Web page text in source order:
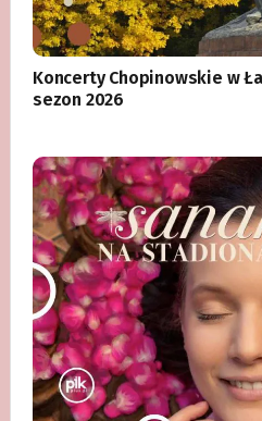
Koncerty Chopinowskie w
sezon 2026